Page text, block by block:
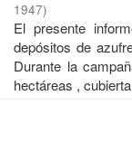
1947)
El presente
depósitos de
Durante la
hectáreas ,